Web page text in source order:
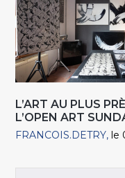
L’ART AU PLUS
L’OPEN ART
FRANCOIS.DETRY le